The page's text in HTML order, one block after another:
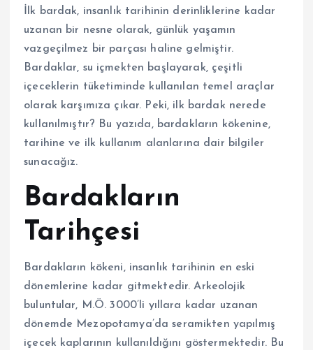
İlk bardak, insanlık tarihinin derinliklerine kadar
uzanan bir nesne olarak, günlük yaşamın
vazgeçilmez bir parçası haline gelmiştir.
Bardaklar, su içmekten başlayarak, çeşitli
içeceklerin tüketiminde kullanılan temel araçlar
olarak karşımıza çıkar. Peki, ilk bardak nerede
kullanılmıştır? Bu yazıda, bardakların kökenine,
tarihine ve ilk kullanım alanlarına dair bilgiler
sunacağız.
Bardakların
Tarihçesi
Bardakların kökeni, insanlık tarihinin en eski
dönemlerine kadar gitmektedir. Arkeolojik
buluntular, M.Ö. 3000’li yıllara kadar uzanan
dönemde Mezopotamya’da seramikten yapılmış
içecek kaplarının kullanıldığını göstermektedir. Bu